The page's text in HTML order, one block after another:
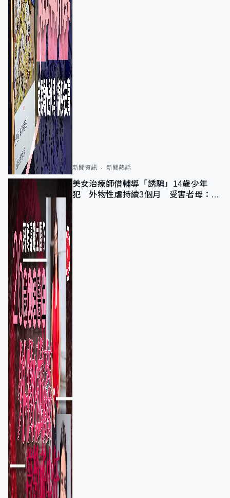
新聞資訊 新聞熱話
美女治療師借輔導「誘騙」14歲少年
犯 外物性虐持續3個月 受害者母：要